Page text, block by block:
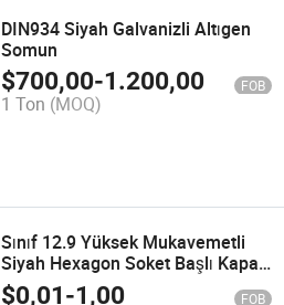
DIN934 Siyah Galvanizli Altıgen
Somun
$700,00-1.200,00 FOB
1 Ton (MOQ)
Sınıf 12.9 Yüksek Mukavemetli
Siyah Hexagon Soket Başlı Kapak
Vidaları
$0,01-1,00 FOB